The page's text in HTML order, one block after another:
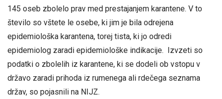
145 oseb zbolelo prav med prestajanjem karantene. V to
število so vštete le osebe, ki jim je bila odrejena
epidemiološka karantena, torej tista, ki jo odredi
epidemiolog zaradi epidemiološke indikacije. Izvzeti so
podatki o zbolelih iz karantene, ki se dodeli ob vstopu v
državo zaradi prihoda iz rumenega ali rdečega seznama
držav, so pojasnili na NIJZ.